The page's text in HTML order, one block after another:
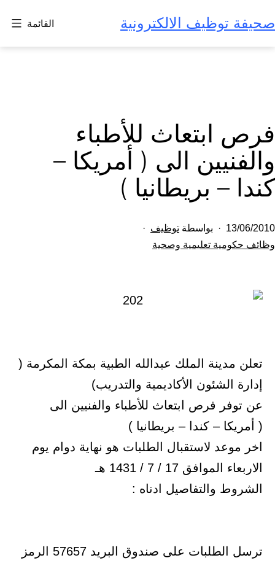
إلى
المحتوى
صحيفة توظيف الالكترونية القائمة
فرص ابتعاث للأطباء
والفنيين الى ( أمريكا –
كندا – بريطانيا )
تم
النشر
13/06/2010 بواسطة توظيف
مصنف
وظائف حكومية تعليمية وصحية
تعلن مدينة الملك عبدالله الطبية بمكة المكرمة (
إدارة الشئون الأكاديمية والتدريب)
عن توفر فرص ابتعاث للأطباء والفنيين الى
( أمريكا – كندا – بريطانيا )
اخر موعد لاستقبال الطلبات هو نهاية دوام يوم
الاربعاء الموافق 17 / 7 / 1431 هـ
الشروط والتفاصيل ادناه :
ترسل الطلبات على صندوق البريد 57657 الرمز